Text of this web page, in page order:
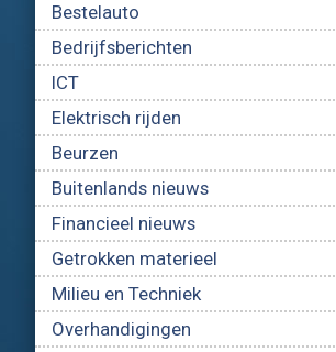
Bestelauto
Bedrijfsberichten
ICT
Elektrisch rijden
Beurzen
Buitenlands nieuws
Financieel nieuws
Getrokken materieel
Milieu en Techniek
Overhandigingen